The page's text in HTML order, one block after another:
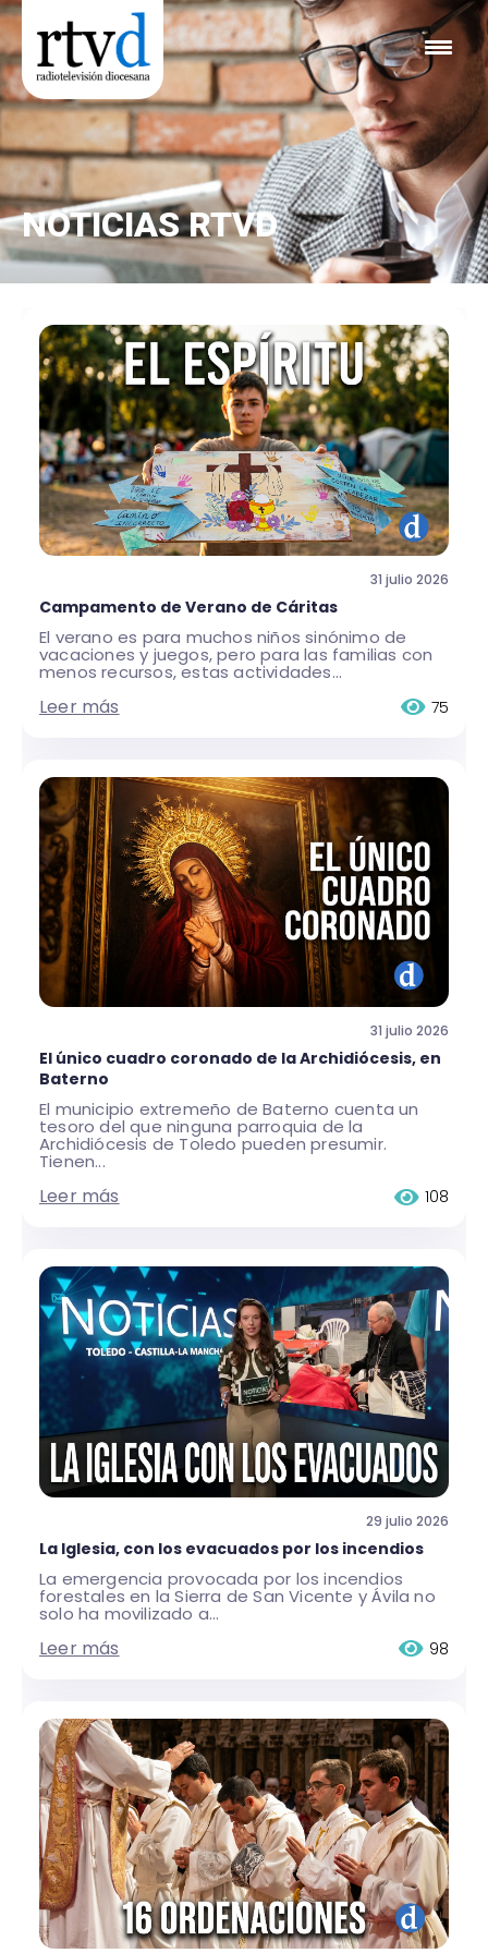
NOTICIAS RTVD
31 julio 2026
Campamento de Verano de Cáritas
El verano es para muchos niños sinónimo de
vacaciones y juegos, pero para las familias con
menos recursos, estas actividades...
Leer más 75
31 julio 2026
El único cuadro coronado de la Archidiócesis, en
Baterno
El municipio extremeño de Baterno cuenta un
tesoro del que ninguna parroquia de la
Archidiócesis de Toledo pueden presumir.
Tienen...
Leer más 108
29 julio 2026
La Iglesia, con los evacuados por los incendios
La emergencia provocada por los incendios
forestales en la Sierra de San Vicente y Ávila no
solo ha movilizado a...
Leer más 98